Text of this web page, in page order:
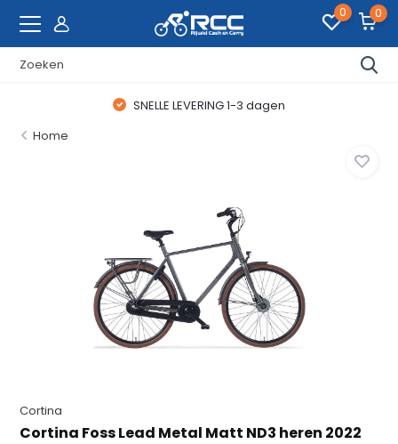
0 0
SNELLE LEVERING 1-3 dagen
Home
Cortina
Cortina Foss Lead Metal Matt ND3 heren 2022